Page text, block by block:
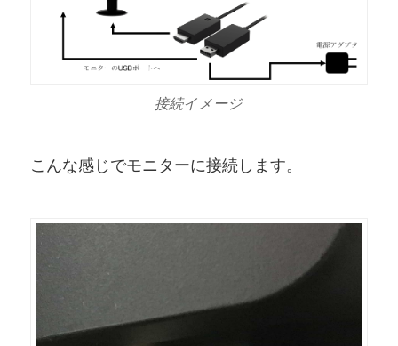
接続イメージ
こんな感じでモニターに接続します。